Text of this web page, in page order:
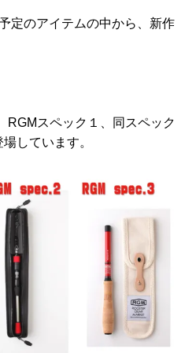
定のアイテムの中から、新作
RGMスペック１、同スペック
しています。